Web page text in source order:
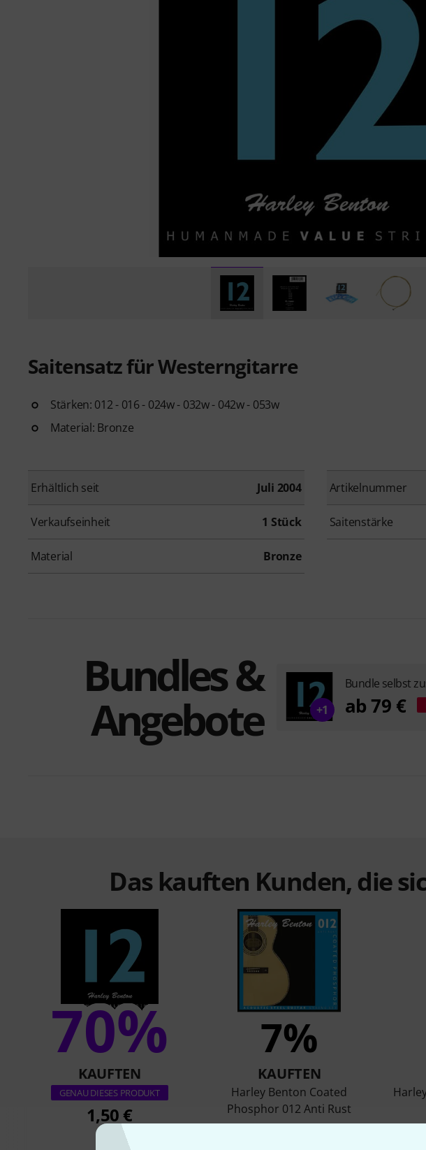
Saitensatz für Westerngitarre
Stärken: 012 - 016 - 024w - 032w - 042w - 053w
Material: Bronze
Erhältlich seit Juli 2004 Artikelnummer
Verkaufseinheit 1 Stück Saitenstärke
Material Bronze
Bundles &
Angebote +1
Bundle selbst
ab 79 €
Das kauften Kunden, die
70%
KAUFTEN
GENAU DIESES PRODUKT
1,50 €
7%
KAUFTEN
Harley Benton Coated
Phosphor 012 Anti Rust
4,90 €